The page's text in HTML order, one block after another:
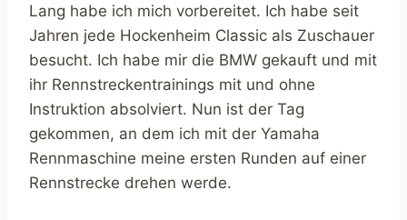
Lang habe ich mich vorbereitet. Ich habe seit
Jahren jede Hockenheim Classic als Zuschauer
besucht. Ich habe mir die BMW gekauft und mit
ihr Rennstreckentrainings mit und ohne
Instruktion absolviert. Nun ist der Tag
gekommen, an dem ich mit der Yamaha
Rennmaschine meine ersten Runden auf einer
Rennstrecke drehen werde.